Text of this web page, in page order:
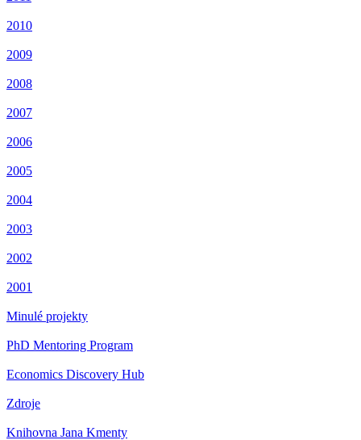
2010
2009
2008
2007
2006
2005
2004
2003
2002
2001
Minulé projekty
PhD Mentoring Program
Economics Discovery Hub
Zdroje
Knihovna Jana Kmenty